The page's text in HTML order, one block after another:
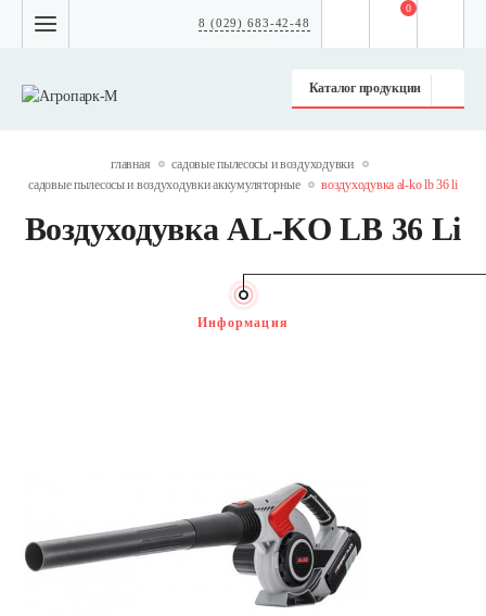
8 (029) 683-42-48
Каталог продукции
0
главная
садовые пылесосы и воздуходувки
садовые пылесосы и воздуходувки аккумуляторные
воздуходувка al-ko lb 36 li
Воздуходувка AL-KO LB 36 Li
Информация